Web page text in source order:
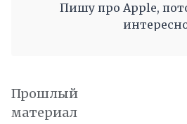
Пишу про Apple,
Прошлый
материал